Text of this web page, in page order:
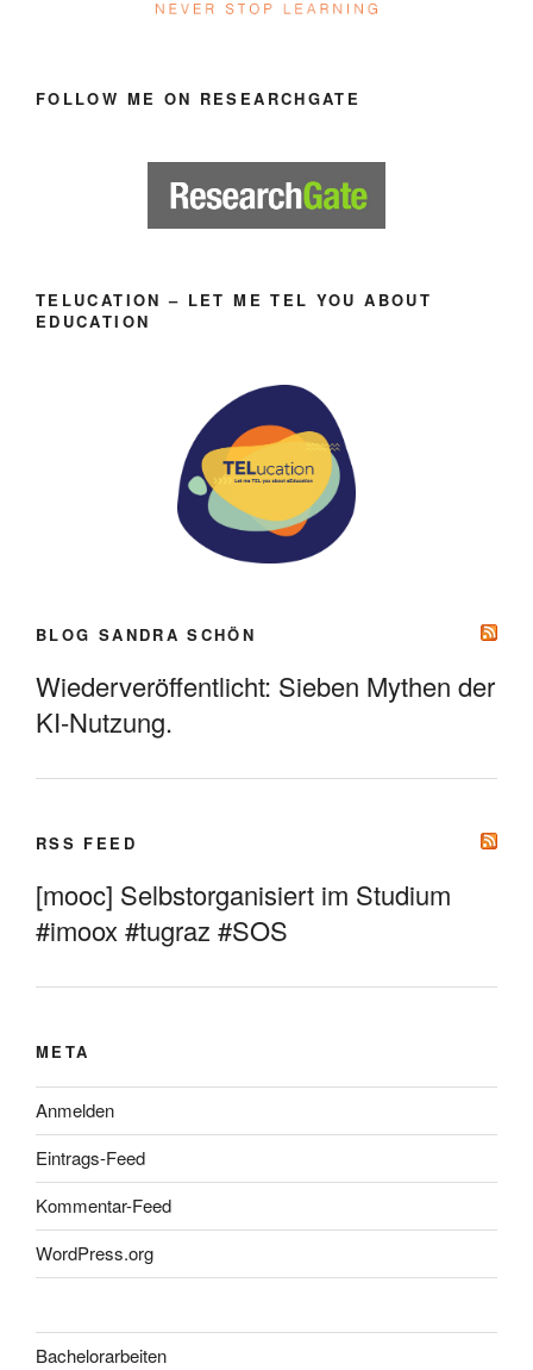
FOLLOW ME ON RESEARCHGATE
TELUCATION – LET ME TEL YOU ABOUT
EDUCATION
BLOG SANDRA SCHÖN
Wiederveröffentlicht: Sieben Mythen der
KI-Nutzung.
RSS FEED
[mooc] Selbstorganisiert im Studium
#imoox #tugraz #SOS
META
Anmelden
Eintrags-Feed
Kommentar-Feed
WordPress.org
Bachelorarbeiten